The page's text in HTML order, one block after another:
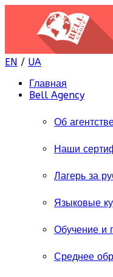
EN / UA
Главная
Bell Agency
Об
Наши
Лагерь за
Языковые
Обучение и
Среднее